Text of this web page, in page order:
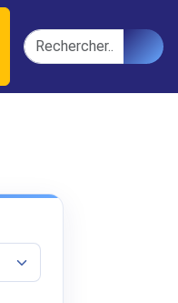
Rechercher